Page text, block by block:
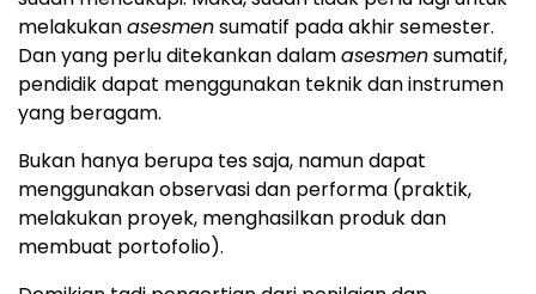
melakukanasesmensumatif pada akhir semester.
Dan yang perlu ditekankan dalamasesmensumatif,
pendidik dapat menggunakan teknik dan instrumen
yang beragam.
Bukan hanya berupa tes saja, namun dapat
menggunakan observasi dan performa (praktik,
melakukan proyek, menghasilkan produk dan
membuat portofolio).